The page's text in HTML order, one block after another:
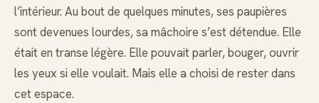
l’intérieur. Au bout de quelques minutes, ses paupières
sont devenues lourdes, sa mâchoire s’est détendue. Elle
était en transe légère. Elle pouvait parler, bouger, ouvrir
les yeux si elle voulait. Mais elle a choisi de rester dans
cet espace.